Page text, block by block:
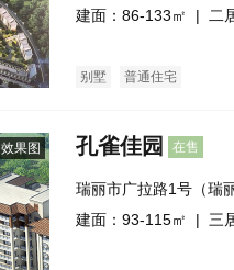
建面：86-133㎡ | 二
别墅 普通住宅
效果图 孔雀佳园 在售
瑞丽市广拉路1号（瑞
建面：93-115㎡ | 三